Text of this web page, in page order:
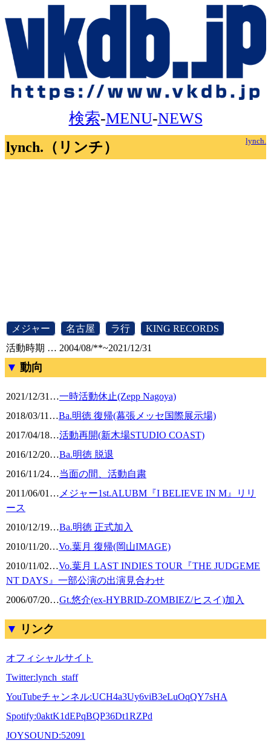
検索-MENU-NEWS
lynch.
lynch.（リンチ）
メジャー 名古屋 ラ行 KING RECORDS
活動時期 … 2004/08/**~2021/12/31
動向
2021/12/31 …一時活動休止(Zepp Nagoya)
2018/03/11 …Ba.明徳 復帰(幕張メッセ国際展示場)
2017/04/18…活動再開(新木場STUDIO COAST)
2016/12/20…Ba.明徳 脱退
2016/11/24…当面の間、活動自粛
2011/06/01 … メジャー1st.ALUBM『I BELIEVE IN M』リリ
ース
2010/12/19…Ba.明徳 正式加入
2010/11/20…Vo.葉月 復帰(岡山IMAGE)
2010/11/02…Vo.葉月 LAST INDIES TOUR『THE JUDGEME
NT DAYS』一部公演の出演見合わせ
2006/07/20…Gt.悠介(ex-HYBRID-ZOMBIEZ/ヒスイ)加入
リンク
オフィシャルサイト
Twitter:lynch_staff
YouTubeチャンネル:UCH4a3Uy6viB3eLuOqQY7sHA
Spotify:0aktK1dEPqBQP36Dt1RZPd
JOYSOUND:52091